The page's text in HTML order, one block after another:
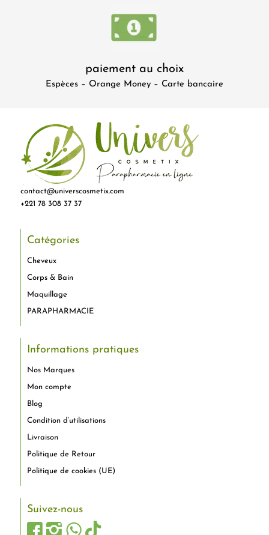
paiement au choix
Espèces – Orange Money – Carte bancaire
contact@universcosmetix.com
+221 78 308 37 37
Catégories
Cheveux
Corps & Bain
Maquillage
PARAPHARMACIE
Informations pratiques
Nos Marques
Mon compte
Blog
Condition d’utilisations
Livraison
Politique de Retour
Politique de cookies (UE)
Suivez-nous